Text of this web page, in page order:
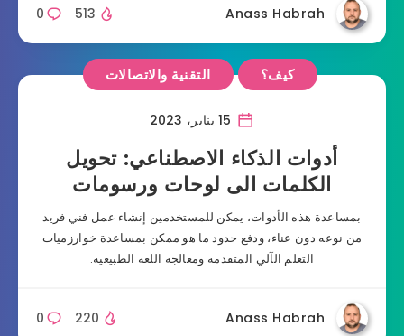
Anass Habrah
0 513
كيف؟ التقنية والاتصالات
أدوات الذكاء الاصطناعي: تحويل
الكلمات الى لوحات ورسومات
بمساعدة هذه الأدوات، يمكن للمستخدمين إنشاء عمل فني فريد
من نوعه دون عناء، ودفع حدود ما هو ممكن بمساعدة خوارزميات
التعلم الآلي المتقدمة ومعالجة اللغة الطبيعية.
Anass Habrah
0 220